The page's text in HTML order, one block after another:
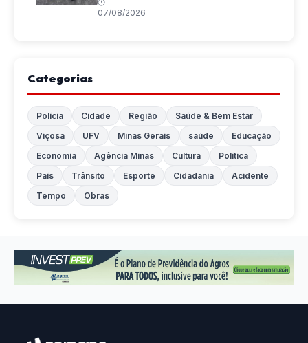
07/08/2026
Categorias
Polícia Cidade Região
Saúde & Bem Estar
Viçosa
UFV Minas Gerais saúde
Educação
Economia
Agência Minas Cultura
Política
País
Trânsito Esporte Cidadania
Acidente
Tempo
Obras